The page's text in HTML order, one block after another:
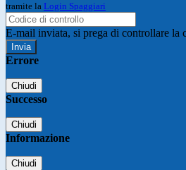
tramite la Login Spaggiari
E-mail inviata, si prega di controllare la
Errore
Chiudi
Successo
Chiudi
Informazione
Chiudi